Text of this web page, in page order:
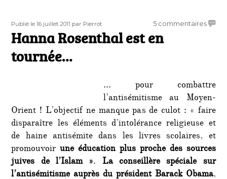
Publié
le
Publié le 16 juillet 2011 Auteur
par Pierrot 5 commentairessur
Hanna Rosenthal est en
tournée…
… pour combattre
l’antisémitisme au Moyen-
Orient ! L’objectif ne manque pas de culot : « faire
disparaître les éléments d’intolérance religieuse et
de haine antisémite dans les livres scolaires, et
promouvoirune éducation plus proche des sources
juives de l’Islam ». La conseillère spéciale sur
l’antisémitisme auprès du président Barack Obama,